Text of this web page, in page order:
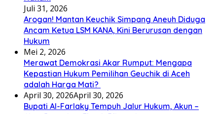
Juli 31, 2026
Arogan! Mantan Keuchik Simpang Aneuh Diduga
Ancam Ketua LSM KANA, Kini Berurusan dengan
Hukum
Mei 2, 2026
Merawat Demokrasi Akar Rumput: Mengapa
Kepastian Hukum Pemilihan Geuchik di Aceh
adalah Harga Mati? ‎
April 30, 2026April 30, 2026
Bupati Al-Farlaky Tempuh Jalur Hukum, Akun –